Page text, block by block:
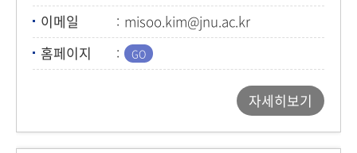
이메일
misoo.kim@jnu.ac.kr
홈페이지
자세히보기